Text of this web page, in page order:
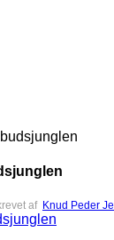
af Knud Peder